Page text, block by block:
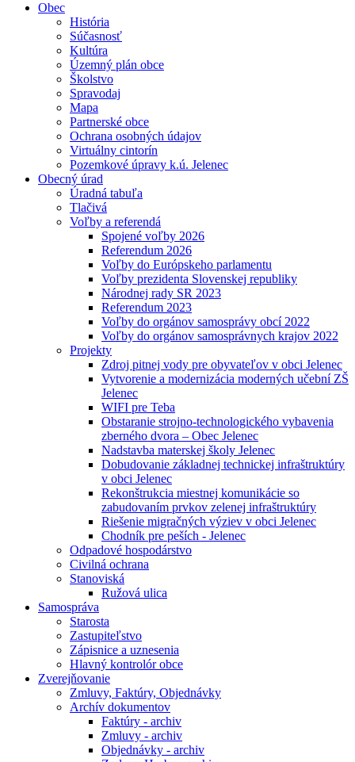
Obec
História
Súčasnosť
Kultúra
Územný plán obce
Školstvo
Spravodaj
Mapa
Partnerské obce
Ochrana osobných údajov
Virtuálny cintorín
Pozemkové úpravy k.ú. Jelenec
Obecný úrad
Úradná tabuľa
Tlačivá
Voľby a referendá
Spojené voľby 2026
Referendum 2026
Voľby do Európskeho parlamentu
Voľby prezidenta Slovenskej republiky
Národnej rady SR 2023
Referendum 2023
Voľby do orgánov samosprávy obcí 2022
Voľby do orgánov samosprávnych krajov 2022
Projekty
Zdroj pitnej vody pre obyvateľov v obci Jelenec
Vytvorenie a modernizácia moderných učební ZŠ
Jelenec
WIFI pre Teba
Obstaranie strojno-technologického vybavenia
zberného dvora – Obec Jelenec
Nadstavba materskej školy Jelenec
Dobudovanie základnej technickej infraštruktúry
v obci Jelenec
Rekonštrukcia miestnej komunikácie so
zabudovaním prvkov zelenej infraštruktúry
Riešenie migračných výziev v obci Jelenec
Chodník pre peších - Jelenec
Odpadové hospodárstvo
Civilná ochrana
Stanoviská
Ružová ulica
Samospráva
Starosta
Zastupiteľstvo
Zápisnice a uznesenia
Hlavný kontrolór obce
Zverejňovanie
Zmluvy, Faktúry, Objednávky
Archív dokumentov
Faktúry - archiv
Zmluvy - archiv
Objednávky - archiv